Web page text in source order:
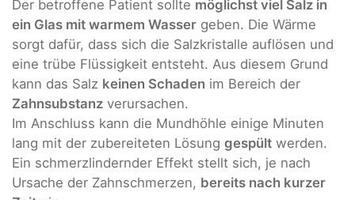
Der betroffene Patient sollte möglichst viel Salz in
ein Glas mit warmem Wasser geben. Die Wärme
sorgt dafür, dass sich die Salzkristalle auflösen und
eine trübe Flüssigkeit entsteht. Aus diesem Grund
kann das Salz keinen Schaden im Bereich der
Zahnsubstanz verursachen.
Im Anschluss kann die Mundhöhle einige Minuten
lang mit der zubereiteten Lösung gespült werden.
Ein schmerzlindernder Effekt stellt sich, je nach
Ursache der Zahnschmerzen, bereits nach kurzer